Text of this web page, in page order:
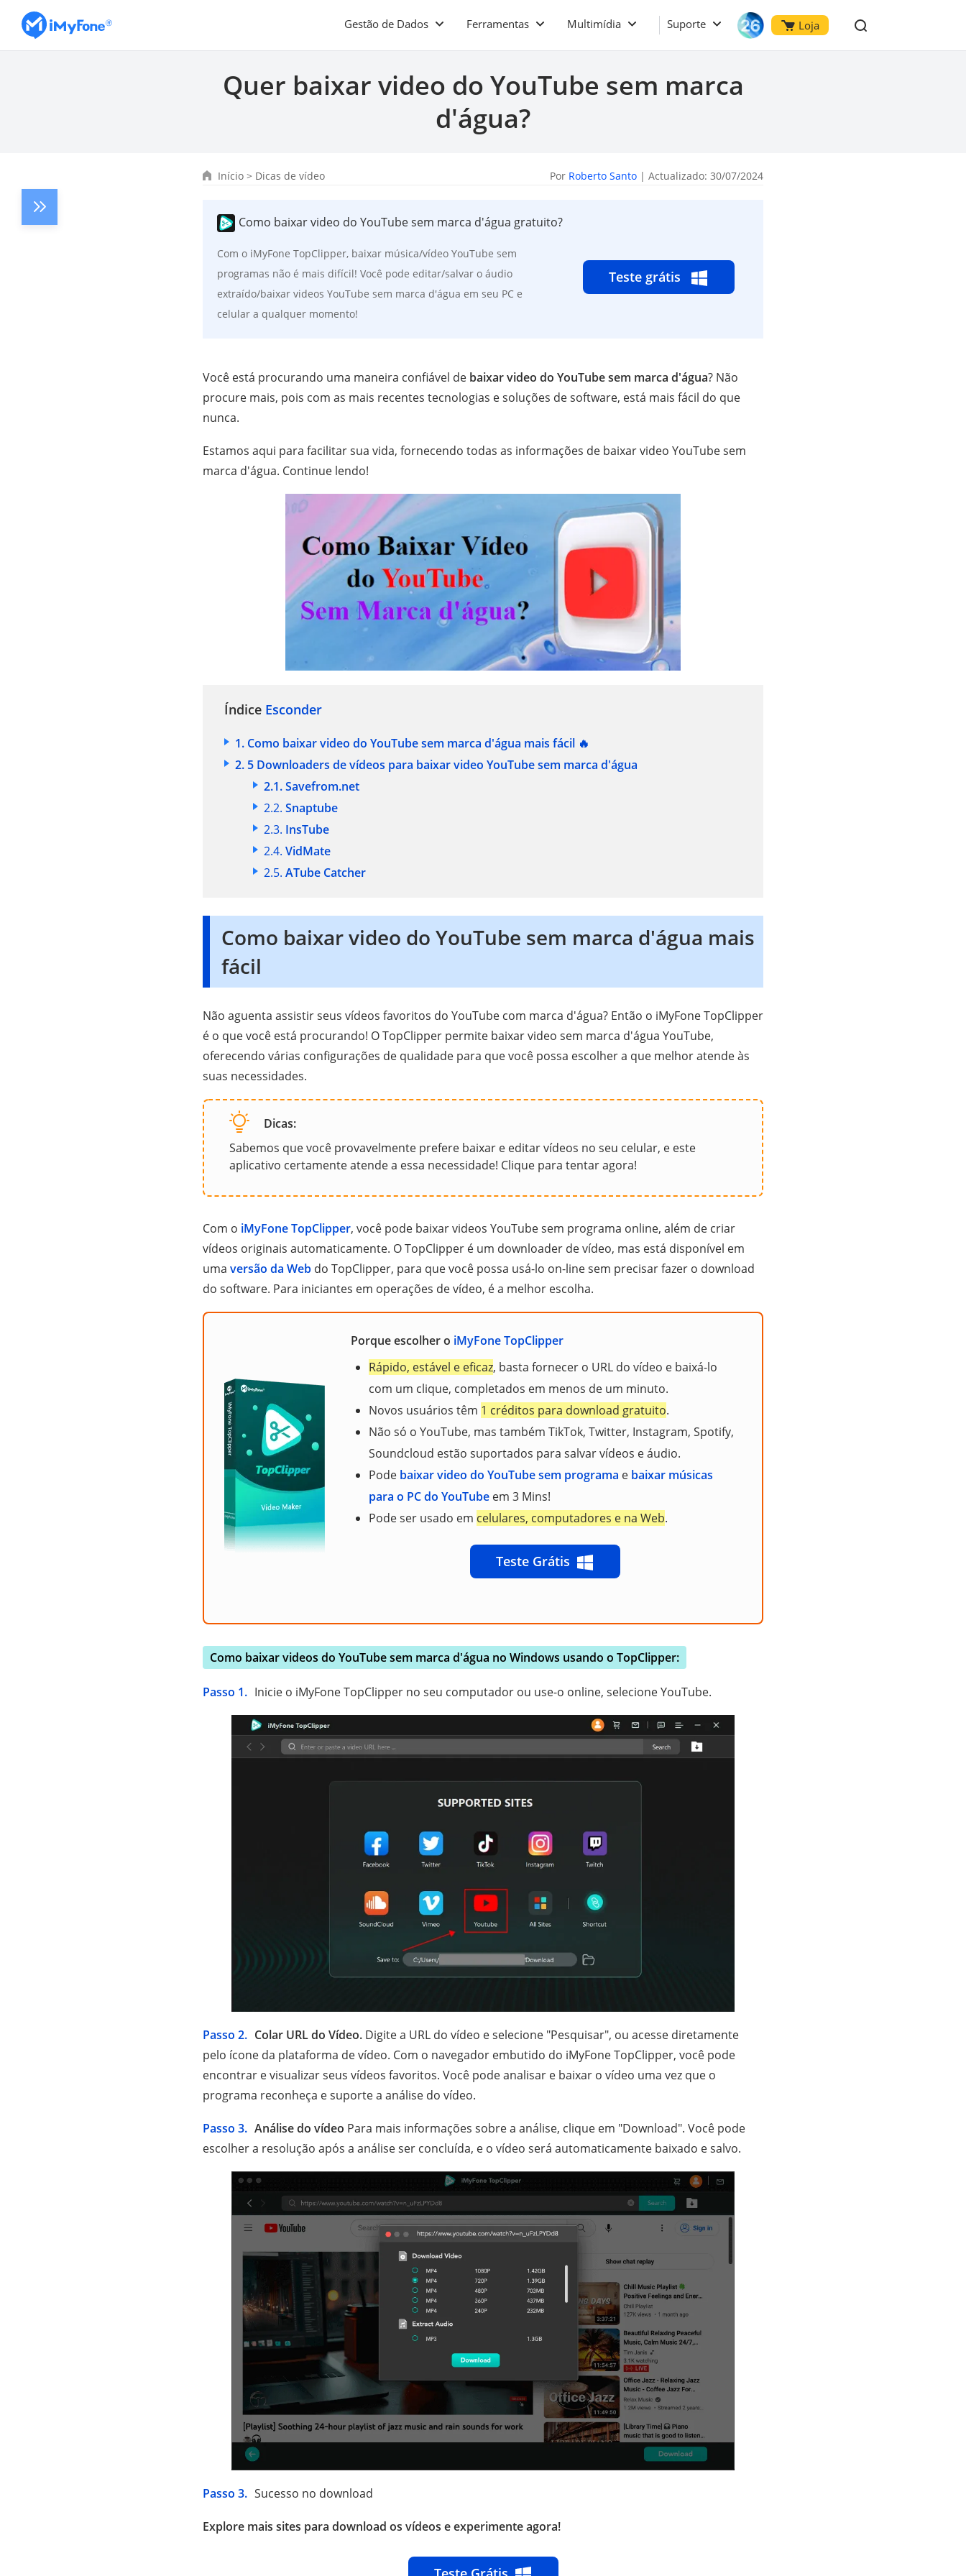
Gestão de Dados Ferramentas Multimídia Suporte Loja
Quer baixar video do YouTube sem marca
d'água?
Início > Dicas de vídeo Por Roberto Santo | Actualizado: 30/07/2024
Como baixar video do YouTube sem marca d'água gratuito?
Com o iMyFone TopClipper, baixar música/vídeo YouTube sem
programas não é mais difícil! Você pode editar/salvar o áudio
extraído/baixar videos YouTube sem marca d'água em seu PC e
celular a qualquer momento!
Teste grátis
Você está procurando uma maneira confiável de baixar video do YouTube sem marca d'água? Não
procure mais, pois com as mais recentes tecnologias e soluções de software, está mais fácil do que
nunca.
Estamos aqui para facilitar sua vida, fornecendo todas as informações de baixar video YouTube sem
marca d'água. Continue lendo!
Índice Esconder
1. Como baixar video do YouTube sem marca d'água mais fácil 🔥
2. 5 Downloaders de vídeos para baixar video YouTube sem marca d'água
2.1. Savefrom.net
2.2. Snaptube
2.3. InsTube
2.4. VidMate
2.5. ATube Catcher
Como baixar video do YouTube sem marca d'água mais
fácil
Não aguenta assistir seus vídeos favoritos do YouTube com marca d'água? Então o iMyFone TopClipper
é o que você está procurando! O TopClipper permite baixar video sem marca d'água YouTube,
oferecendo várias configurações de qualidade para que você possa escolher a que melhor atende às
suas necessidades.
Dicas:
Sabemos que você provavelmente prefere baixar e editar vídeos no seu celular, e este
aplicativo certamente atende a essa necessidade! Clique para tentar agora!
Com o iMyFone TopClipper, você pode baixar videos YouTube sem programa online, além de criar
vídeos originais automaticamente. O TopClipper é um downloader de vídeo, mas está disponível em
uma versão da Web do TopClipper, para que você possa usá-lo on-line sem precisar fazer o download
do software. Para iniciantes em operações de vídeo, é a melhor escolha.
Porque escolher o iMyFone TopClipper
Rápido, estável e eficaz, basta fornecer o URL do vídeo e baixá-lo
com um clique, completados em menos de um minuto.
Novos usuários têm 1 créditos para download gratuito.
Não só o YouTube, mas também TikTok, Twitter, Instagram, Spotify,
Soundcloud estão suportados para salvar vídeos e áudio.
Pode baixar video do YouTube sem programa e baixar músicas
para o PC do YouTube em 3 Mins!
Pode ser usado em celulares, computadores e na Web.
Teste Grátis
Como baixar videos do YouTube sem marca d'água no Windows usando o TopClipper:
Passo 1. Inicie o iMyFone TopClipper no seu computador ou use-o online, selecione YouTube.
Passo 2. Colar URL do Vídeo. Digite a URL do vídeo e selecione "Pesquisar", ou acesse diretamente
pelo ícone da plataforma de vídeo. Com o navegador embutido do iMyFone TopClipper, você pode
encontrar e visualizar seus vídeos favoritos. Você pode analisar e baixar o vídeo uma vez que o
programa reconheça e suporte a análise do vídeo.
Passo 3. Análise do vídeo Para mais informações sobre a análise, clique em "Download". Você pode
escolher a resolução após a análise ser concluída, e o vídeo será automaticamente baixado e salvo.
Passo 3. Sucesso no download
Explore mais sites para download os vídeos e experimente agora!